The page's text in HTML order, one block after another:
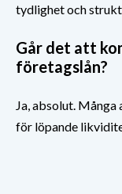
tydlighet och
Går det att
företagslån?
Ja, absolut.
för löpande